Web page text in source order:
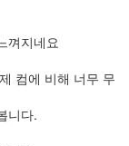
껴지네요
컴에 비해 너무 무
니다.